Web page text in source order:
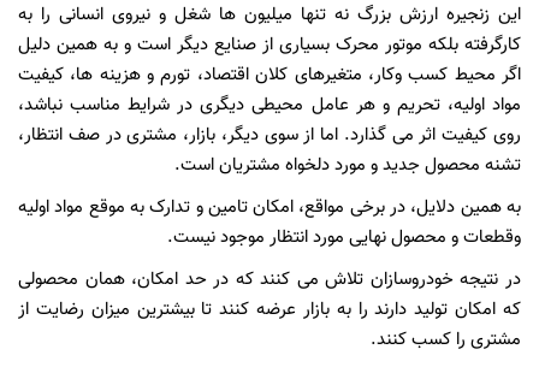
این زنجیره ارزش بزرگ نه تنها میلیون ها شغل و نیروی انسانی را به
کارگرفته بلکه موتور محرک بسیاری از صنایع دیگر است و به همین دلیل
اگر محیط کسب وکار، متغیرهای کلان اقتصاد، تورم و هزینه ها، کیفیت
مواد اولیه، تحریم و هر عامل محیطی دیگری در شرایط مناسب نباشد،
روی کیفیت اثر می گذارد. اما از سوی دیگر، بازار، مشتری در صف انتظار،
تشنه محصول جدید و مورد دلخواه مشتریان است.
به همین دلایل، در برخی مواقع، امکان تامین و تدارک به موقع مواد اولیه
وقطعات و محصول نهایی مورد انتظار موجود نیست.
در نتیجه خودروسازان تلاش می کنند که در حد امکان، همان محصولی
که امکان تولید دارند را به بازار عرضه کنند تا بیشترین میزان رضایت از
مشتری را کسب کنند.